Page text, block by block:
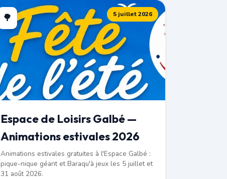
🌳 5 juillet 2026
Espace de Loisirs Galbé —
Animations estivales 2026
Animations estivales gratuites à l'Espace Galbé :
pique-nique géant et Baraqu'à jeux les 5 juillet et
31 août 2026.